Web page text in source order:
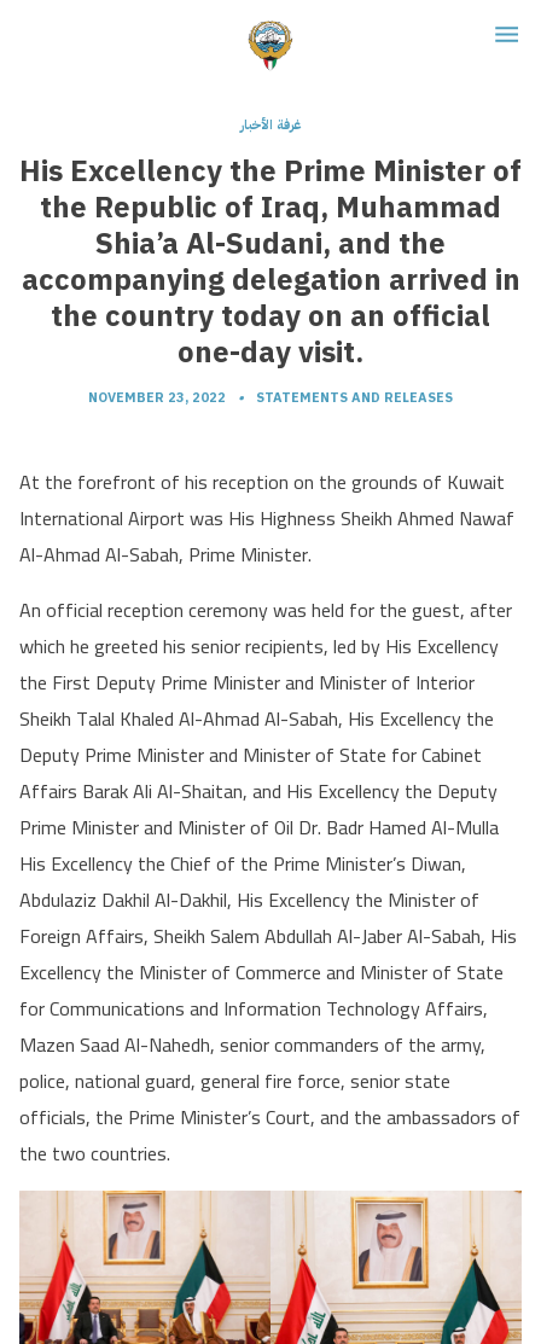
غرفة الأخبار
His Excellency the Prime Minister of
the Republic of Iraq, Muhammad
Shia’a Al-Sudani, and the
accompanying delegation arrived in
the country today on an official
one-day visit.
NOVEMBER 23, 2022 • STATEMENTS AND RELEASES
At the forefront of his reception on the grounds of Kuwait
International Airport was His Highness Sheikh Ahmed Nawaf
Al-Ahmad Al-Sabah, Prime Minister.
An official reception ceremony was held for the guest, after
which he greeted his senior recipients, led by His Excellency
the First Deputy Prime Minister and Minister of Interior
Sheikh Talal Khaled Al-Ahmad Al-Sabah, His Excellency the
Deputy Prime Minister and Minister of State for Cabinet
Affairs Barak Ali Al-Shaitan, and His Excellency the Deputy
Prime Minister and Minister of Oil Dr. Badr Hamed Al-Mulla
His Excellency the Chief of the Prime Minister’s Diwan,
Abdulaziz Dakhil Al-Dakhil, His Excellency the Minister of
Foreign Affairs, Sheikh Salem Abdullah Al-Jaber Al-Sabah, His
Excellency the Minister of Commerce and Minister of State
for Communications and Information Technology Affairs,
Mazen Saad Al-Nahedh, senior commanders of the army,
police, national guard, general fire force, senior state
officials, the Prime Minister’s Court, and the ambassadors of
the two countries.